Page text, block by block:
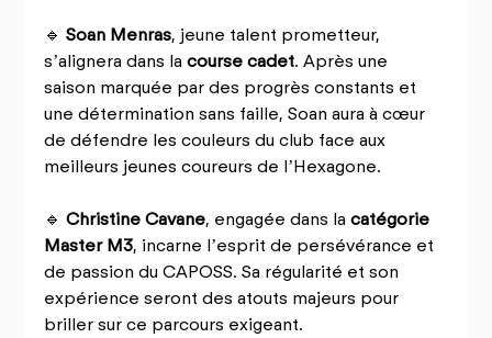
🔹 Soan Menras, jeune talent prometteur,
s’alignera dans la course cadet. Après une
saison marquée par des progrès constants et
une détermination sans faille, Soan aura à cœur
de défendre les couleurs du club face aux
meilleurs jeunes coureurs de l’Hexagone.
🔹 Christine Cavane, engagée dans la catégorie
Master M3, incarne l’esprit de persévérance et
de passion du CAPOSS. Sa régularité et son
expérience seront des atouts majeurs pour
briller sur ce parcours exigeant.